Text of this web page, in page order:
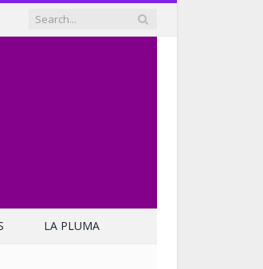
LA PLUMA